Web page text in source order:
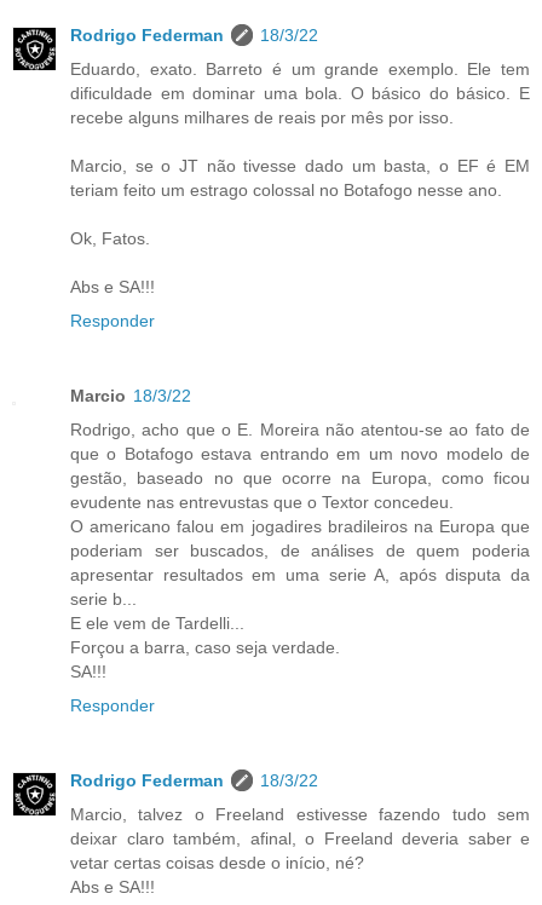
Rodrigo Federman
18/3/22
Eduardo, exato. Barreto é um grande exemplo. Ele tem
dificuldade em dominar uma bola. O básico do básico. E
recebe alguns milhares de reais por mês por isso.
Marcio, se o JT não tivesse dado um basta, o EF é EM
teriam feito um estrago colossal no Botafogo nesse ano.
Ok, Fatos.
Abs e SA!!!
Responder
Marcio 18/3/22
Rodrigo, acho que o E. Moreira não atentou-se ao fato de
que o Botafogo estava entrando em um novo modelo de
gestão, baseado no que ocorre na Europa, como ficou
evudente nas entrevustas que o Textor concedeu.
O americano falou em jogadires bradileiros na Europa que
poderiam ser buscados, de análises de quem poderia
apresentar resultados em uma serie A, após disputa da
serie b...
E ele vem de Tardelli...
Forçou a barra, caso seja verdade.
SA!!!
Responder
Rodrigo Federman
18/3/22
Marcio, talvez o Freeland estivesse fazendo tudo sem
deixar claro também, afinal, o Freeland deveria saber e
vetar certas coisas desde o início, né?
Abs e SA!!!